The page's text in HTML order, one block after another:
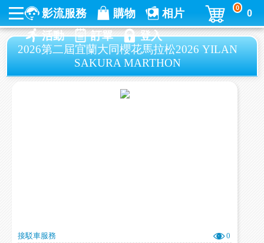
影流服務 購物
相片
活動
訂單 登入
0
0
2026第二屆宜蘭大同櫻花馬拉松2026 YILAN
SAKURA MARTHON
接駁車服務 0